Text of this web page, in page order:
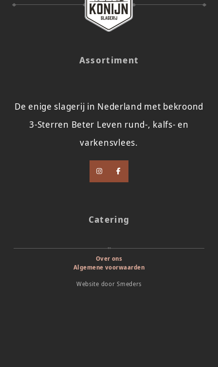
Assortiment
De enige slagerij in Nederland met bekroond
3-Sterren Beter Leven rund-, kalfs- en
varkensvlees.
Catering
Over ons
Algemene voorwaarden
Website doorSmeders